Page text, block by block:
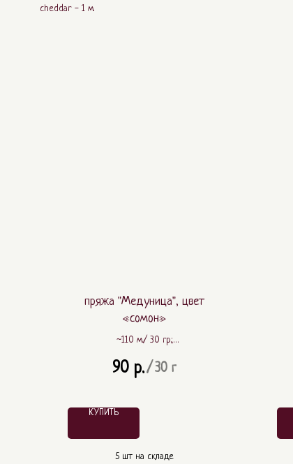
cheddar - 1 м.
пряжа "Медуница", цвет
«сомон»
~110 м./ 30 гр.;
90 р./30 г
КУПИТЬ